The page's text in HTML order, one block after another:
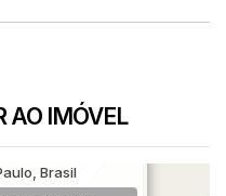
AO IMÓVEL
182, Campo Belo,
Brasil